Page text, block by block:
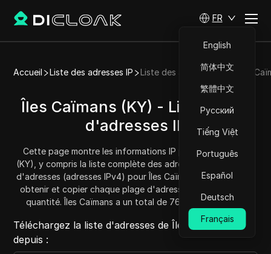
FR
English
简体中文
繁體中文
Русский
Tiếng Việt
Português
Español
Deutsch
Français
Accueil Liste des adresses IP Liste des adresses IP de Îles
Îles Caïmans (KY) - Liste/Plage
d'adresses IP
Cette page montre les informations IP pour Îles Caïmans
(KY), y compris la liste complète des adresses IP et la plage
d'adresses (adresses IPv4) pour Îles Caïmans. Vous pouvez
obtenir et copier chaque plage d'adresses et connaître la
quantité. Îles Caïmans a un total de 76288 adresses IP.
Téléchargez la liste d'adresses de Îles Caïmans
depuis :